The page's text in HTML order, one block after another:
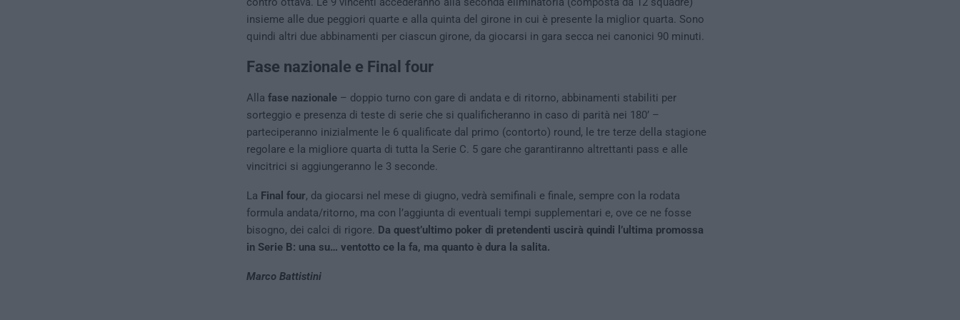
insieme alle due peggiori quarte e alla quinta del girone in cui è presente la miglior quarta. Sono
quindi altri due abbinamenti per ciascun girone, da giocarsi in gara secca nei canonici 90 minuti.
Fase nazionale e Final four
Alla fase nazionale– doppio turno con gare di andata e di ritorno, abbinamenti stabiliti per
sorteggio e presenza di teste di serie che si qualificheranno in caso di parità nei 180’ –
parteciperanno inizialmente le 6 qualificate dal primo (contorto) round, le tre terze della stagione
regolare e la migliore quarta di tutta la Serie C. 5 gare che garantiranno altrettanti pass e alle
vincitrici si aggiungeranno le 3 seconde.
La Final four, da giocarsi nel mese di giugno, vedrà semifinali e finale, sempre con la rodata
formula andata/ritorno, ma con l’aggiunta di eventuali tempi supplementari e, ove ce ne fosse
bisogno, dei calci di rigore. Da quest’ultimo poker di pretendenti uscirà quindi l’ultima promossa
in Serie B: una su… ventotto ce la fa, ma quanto è dura la salita.
Marco Battistini